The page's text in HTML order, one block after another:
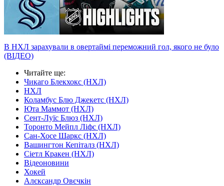
В НХЛ зарахували в овертаймі переможний гол, якого не було
(ВІДЕО)
Читайте ще:
Чикаго Блекхокс (НХЛ)
НХЛ
Коламбус Блю Джекетс (НХЛ)
Юта Маммот (НХЛ)
Сент-Луїс Блюз (НХЛ)
Торонто Мейпл Ліфс (НХЛ)
Сан-Хосе Шаркс (НХЛ)
Вашингтон Кепіталз (НХЛ)
Сіетл Кракен (НХЛ)
Відеоновини
Хокей
Алєксандр Овєчкін